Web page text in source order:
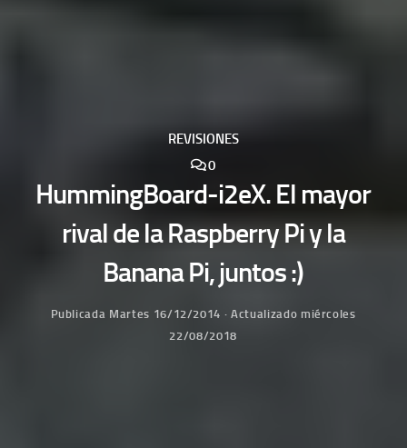
REVISIONES
0
HummingBoard-i2eX. El mayor
rival de la Raspberry Pi y la
Banana Pi, juntos :)
Publicada Martes 16/12/2014 · Actualizado miércoles
22/08/2018